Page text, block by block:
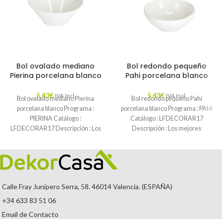
Bol ovalado mediano
Pierina porcelana blanco
5,43€ IVA Incl.
Bol ovalado mediano Pierina
porcelana blanco Programa :
PIERINA Catálogo :
LFDECORAR17 Descripción : Los
compartidos.
Bol redondo pequeño
Pahi porcelana blanco
5,43€ IVA Incl.
Bol redondo pequeño Pahi
porcelana blanco Programa : PAHI
Catálogo : LFDECORAR17
Descripción : Los mejores
Calle Fray Junípero Serra, 58. 46014 Valencia. (ESPAÑA)
+34 633 83 51 06
Email de Contacto